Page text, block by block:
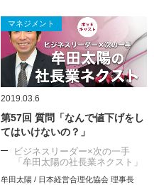
マネジメント
2019.03.6
第57回 質問「なんで値下げをし
てはいけないの？」
ビジネスリーダー×次の一手
「牟田太陽の社長業ネクスト」
牟田太陽 / 日本経営合理化協会 理事長